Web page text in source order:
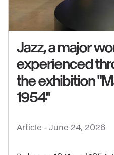
See
content
Jazz,
Jazz, a major
experienced
the exhibition
1954"
Article - June 24, 2026